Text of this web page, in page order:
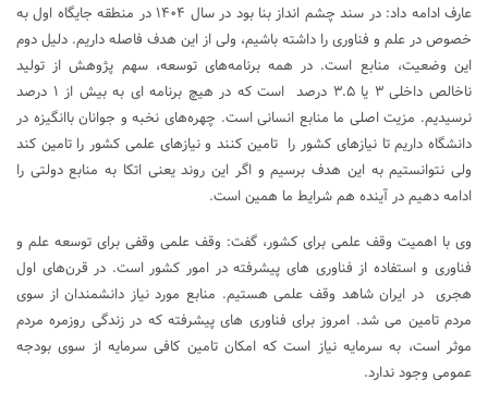
عارف ادامه داد: در سند چشم انداز بنا بود در سال ۱۴۰۴ در منطقه جایگاه اول به
خصوص در علم و فناوری را داشته باشیم، ولی از این هدف فاصله داریم. دلیل دوم
این وضعیت، منابع است. در همه برنامه‌های توسعه، سهم پژوهش از تولید
ناخالص داخلی ۳ یا ۳.۵ درصد است که در هیچ برنامه ای به بیش از ۱ درصد
نرسیدیم. مزیت اصلی ما منابع انسانی است. چهره‌های نخبه و جوانان باانگیزه در
دانشگاه داریم تا نیازهای کشور را تامین کنند و نیازهای علمی کشور را تامین کند
ولی نتوانستیم به این هدف برسیم و اگر این روند یعنی اتکا به منابع دولتی را
ادامه دهیم در آینده هم شرایط ما همین است.
وی با اهمیت وقف علمی برای کشور، گفت: وقف علمی وقفی برای توسعه علم و
فناوری و استفاده از فناوری های پیشرفته در امور کشور است. در قرن‌های اول
هجری در ایران شاهد وقف علمی هستیم. منابع مورد نیاز دانشمندان از سوی
مردم تامین می شد. امروز برای فناوری های پیشرفته که در زندگی روزمره مردم
موثر است، به سرمایه نیاز است که امکان تامین کافی سرمایه از سوی بودجه
عمومی وجود ندارد.